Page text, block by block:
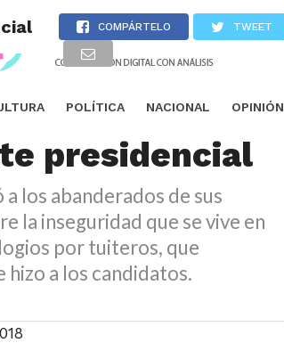
POLÍTICA NACIONAL OPINIÓN
COMPÁRTELO TWEET
roba” el
presidencial
los abanderados de sus
la inseguridad que se vive en
por tuiteros, que
a los candidatos.